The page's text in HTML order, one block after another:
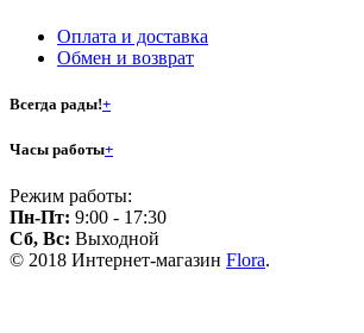
Оплата и доставка
Обмен и возврат
Всегда рады!+
Часы работы+
Режим работы:
Пн-Пт: 9:00 - 17:30
Сб, Вс: Выходной
© 2018 Интернет-магазин Flora.